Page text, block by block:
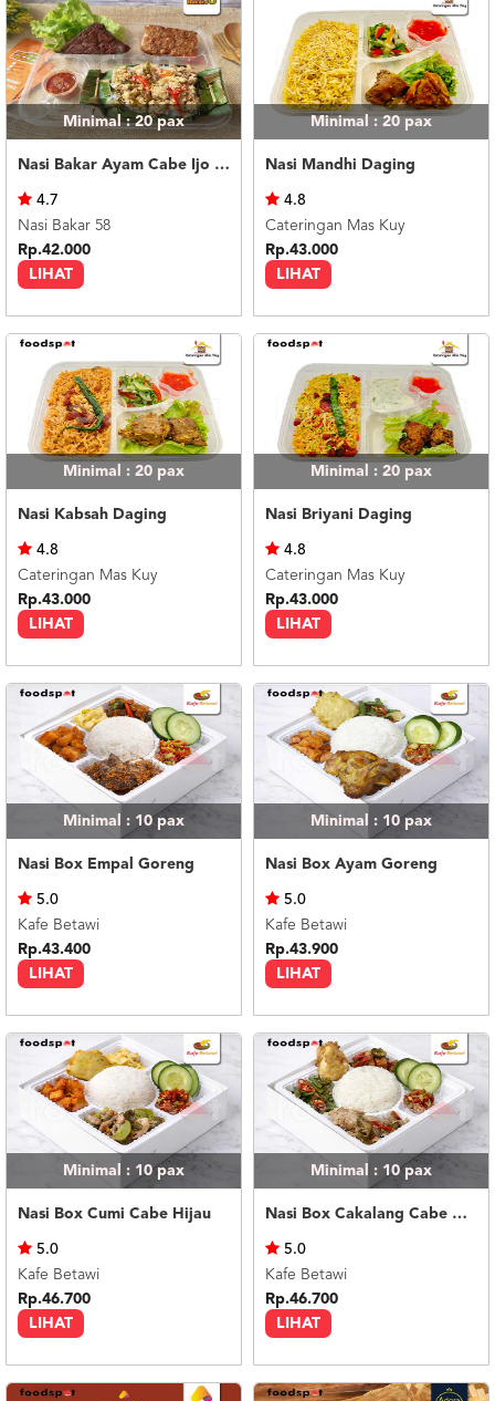
Minimal : 20pax
Nasi Bakar Ayam Cabe Ijo + Tahu Tempe
LIHAT
4.7
Nasi Bakar 58
Rp.42.000
Minimal : 20pax
Nasi Mandhi Daging
LIHAT
4.8
Cateringan Mas Kuy
Rp.43.000
Minimal : 20 pax
Nasi Kabsah Daging
LIHAT
4.8
Cateringan Mas Kuy
Rp.43.000
Minimal : 20 pax
Nasi Briyani Daging
LIHAT
4.8
Cateringan Mas Kuy
Rp.43.000
Minimal : 10 pax
Nasi Box Empal Goreng
LIHAT
5.0
Kafe Betawi
Rp.43.400
Minimal : 10pax
Nasi Box Ayam Goreng
LIHAT
5.0
Kafe Betawi
Rp.43.900
Minimal : 10pax
Nasi Box Cumi Cabe Hijau
LIHAT
5.0
Kafe Betawi
Rp.46.700
Minimal : 10pax
Nasi Box Cakalang Cabe Hijau
LIHAT
5.0
Kafe Betawi
Rp.46.700